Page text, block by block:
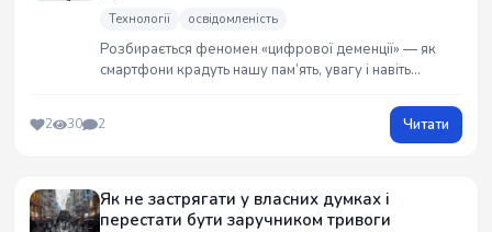
Технології освідомленість
Розбирається феномен «цифрової деменції» — як
смартфони крадуть нашу пам’ять, увагу і навіть
правильно користуватися технологіями, вони можуть
стати не ворогом, а тренажером для мозку. Головне
2 30 2 Читати
Як не застрягати у власних думках і
перестати бути заручником тривоги